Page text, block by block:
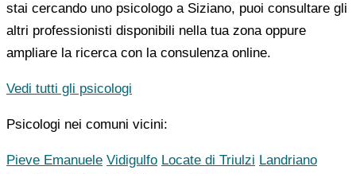
stai cercando uno psicologo a Siziano, puoi consultare gli
altri professionisti disponibili nella tua zona oppure
ampliare la ricerca con la consulenza online.
Vedi tutti gli psicologi
Psicologi nei comuni vicini:
Pieve Emanuele Vidigulfo Locate di Triulzi Landriano